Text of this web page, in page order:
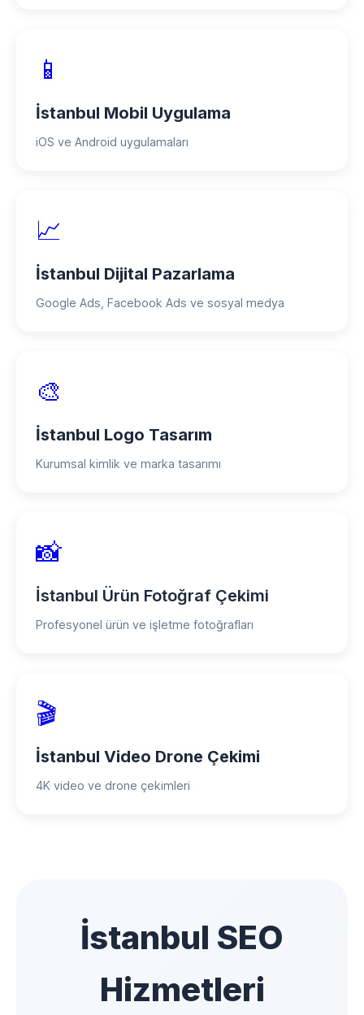
📱
İstanbul Mobil Uygulama
iOS ve Android uygulamaları
📈
İstanbul Dijital Pazarlama
Google Ads, Facebook Ads ve sosyal medya
🎨
İstanbul Logo Tasarım
Kurumsal kimlik ve marka tasarımı
📸
İstanbul Ürün Fotoğraf Çekimi
Profesyonel ürün ve işletme fotoğrafları
🎬
İstanbul Video Drone Çekimi
4K video ve drone çekimleri
İstanbul SEO
Hizmetleri